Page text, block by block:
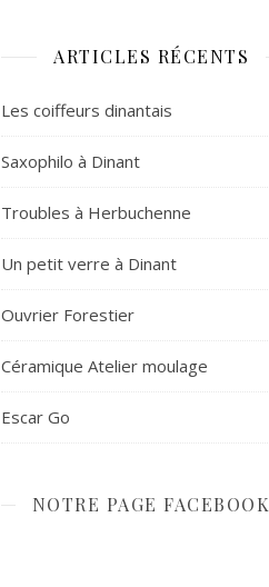
ARTICLES RÉCENTS
Les coiffeurs dinantais
Saxophilo à Dinant
Troubles à Herbuchenne
Un petit verre à Dinant
Ouvrier Forestier
Céramique Atelier moulage
Escar Go
NOTRE PAGE FACEBOOK